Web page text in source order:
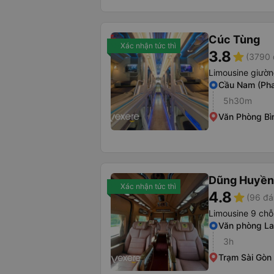
Xác nhận tức thì Cúc Tùng
3.8star (3790
Limousine
Cầu Nam
5h30m
Văn Phòng
Xác nhận tức thì Dũng
4.8star (96
Limousine 9 chỗ
Văn phòng
3h
Trạm Sài Gòn